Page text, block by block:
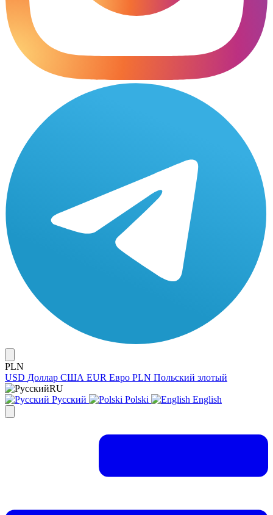
PLN
USD Доллар США EUR Евро PLN Польский злотый
RU
Русский
Polski English